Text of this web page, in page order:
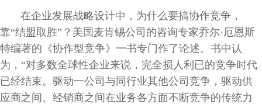
在企业发展战略设计中，为什么要搞协作竞争，
靠“结盟取胜”？美国麦肯锡公司的咨询专家乔尔·厄恩斯
特编著的《协作型竞争》一书专门作了论述。书中认
为，“对多数全球性企业来说，完全损人利已的竞争时代
已经结束。驱动一公司与同行业其他公司竞争，驱动供
应商之间、经销商之间在业务各方面不断竞争的传统力